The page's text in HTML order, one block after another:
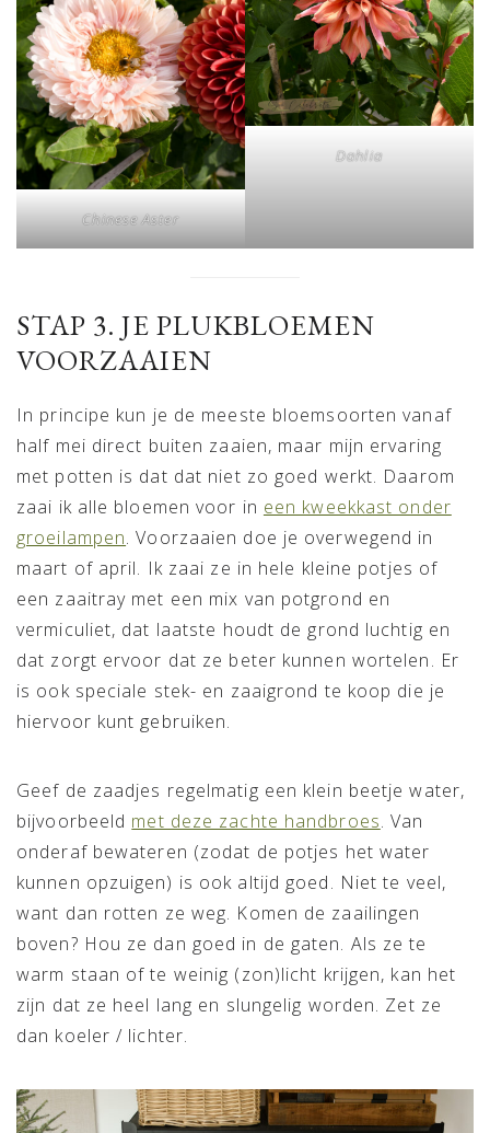
Chinese Aster
Dahlia
STAP 3. JE PLUKBLOEMEN
VOORZAAIEN
In principe kun je de meeste bloemsoorten vanaf
half mei direct buiten zaaien, maar mijn ervaring
met potten is dat dat niet zo goed werkt. Daarom
zaai ik alle bloemen voor in een kweekkast onder
groeilampen. Voorzaaien doe je overwegend in
maart of april. Ik zaai ze in hele kleine potjes of
een zaaitray met een mix van potgrond en
vermiculiet, dat laatste houdt de grond luchtig en
dat zorgt ervoor dat ze beter kunnen wortelen. Er
is ook speciale stek- en zaaigrond te koop die je
hiervoor kunt gebruiken.
Geef de zaadjes regelmatig een klein beetje water,
bijvoorbeeld met deze zachte handbroes. Van
onderaf bewateren (zodat de potjes het water
kunnen opzuigen) is ook altijd goed. Niet te veel,
want dan rotten ze weg. Komen de zaailingen
boven? Hou ze dan goed in de gaten. Als ze te
warm staan of te weinig (zon)licht krijgen, kan het
zijn dat ze heel lang en slungelig worden. Zet ze
dan koeler / lichter.